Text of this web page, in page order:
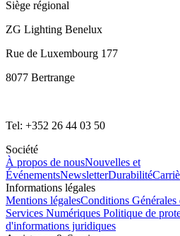
Siège régional
ZG Lighting Benelux
Rue de Luxembourg 177
8077 Bertrange
Tel: +352 26 44 03 50
Société
À propos de nousNouvelles et
ÉvénementsNewsletterDurabilité
Informations légales
Mentions légalesConditions Générales
Services Numériques Politique de
d'informations juridiques